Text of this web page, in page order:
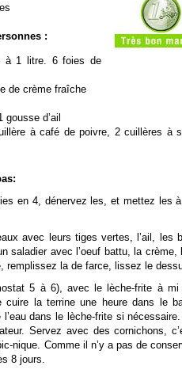
:
à 1 litre. 6 foies de
de crème fraîche
d’ail
à café de poivre, 2 cuillères à
en 4, dénervez les, et mettez les
avec leurs tiges vertes, l’ail, les
saladier avec l’oeuf battu, la crème,
remplissez la de farce, lissez le
5 à 6), avec le lèche-frite à mi
cuire la terrine une heure dans le
dans le lèche-frite si
Servez avec des cornichons,
nique. Comme il n’y a pas de
8 jours.